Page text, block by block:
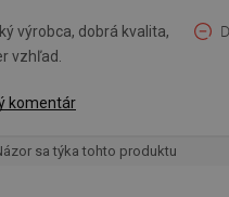
výrobca, dobrá kvalita,
vzhľad.
komentár
sa týka tohto produktu